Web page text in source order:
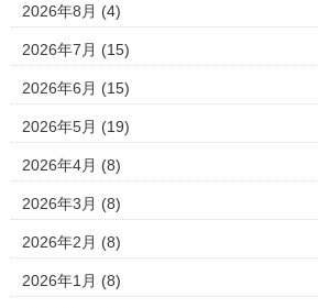
2026年8月 (4)
2026年7月 (15)
2026年6月 (15)
2026年5月 (19)
2026年4月 (8)
2026年3月 (8)
2026年2月 (8)
2026年1月 (8)